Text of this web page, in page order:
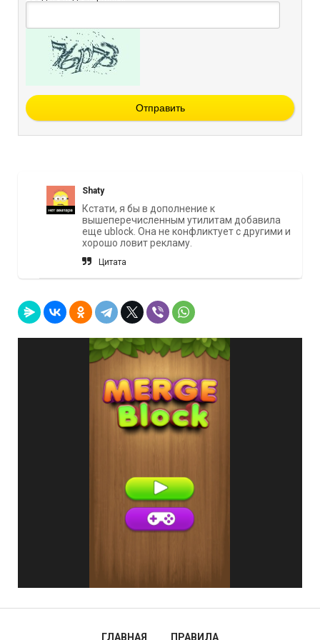
Отправить
Shaty
Кстати, я бы в дополнение к
вышеперечисленным утилитам добавила
еще ublock. Она не конфликтует с другими и
хорошо ловит рекламу.
Цитата
ГЛАВНАЯ ПРАВИЛА